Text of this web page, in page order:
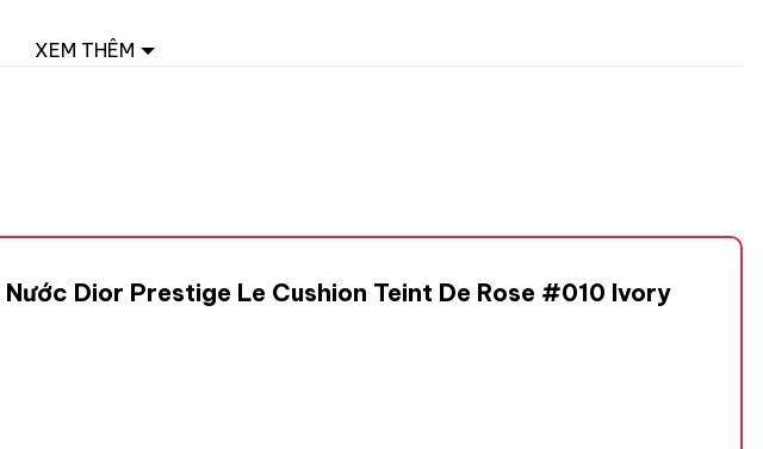
XEM THÊM
Dior Prestige Le Cushion Teint De Rose #010 Ivory